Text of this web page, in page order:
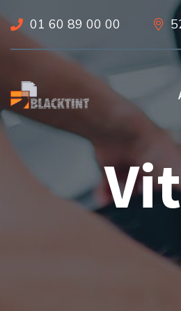
01 60 89 00 00